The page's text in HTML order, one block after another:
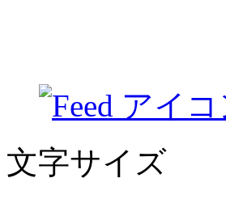
文字サイズ